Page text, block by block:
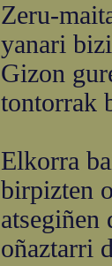
Zeru-
yanari
Gizon
tontorrak
Elkorra
birpizten
atsegiñen
oñaztarri